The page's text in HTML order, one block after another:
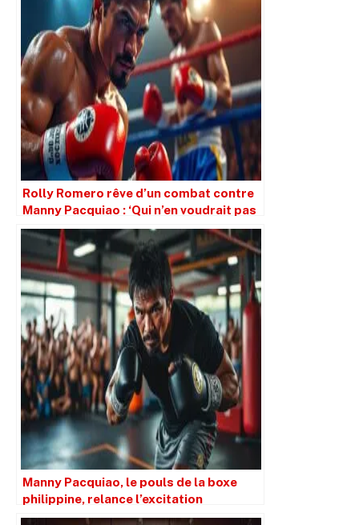
Rolly Romero rêve d’un combat contre
Manny Pacquiao : ‘Qui n’en voudrait pas
?
Manny Pacquiao, le pouls de la boxe
philippine, relance l’excitation